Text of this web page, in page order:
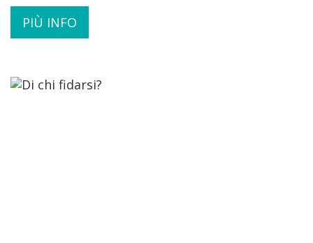
PIÙ INFO